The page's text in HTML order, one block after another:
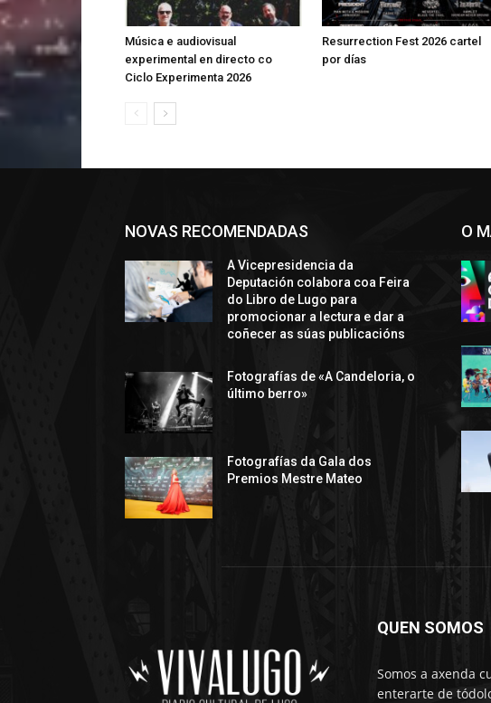
Música e audiovisual
experimental en directo co
Ciclo Experimenta 2026
Resurrection Fest 2026 cartel
por días
NOVAS RECOMENDADAS
A Vicepresidencia da
Deputación colabora coa Feira
do Libro de Lugo para
promocionar a lectura e dar a
coñecer as súas publicacións
Fotografías de «A Candeloria, o
último berro»
Fotografías da Gala dos
Premios Mestre Mateo
O
QUEN SOMOS
Somos a axenda
enterarte de